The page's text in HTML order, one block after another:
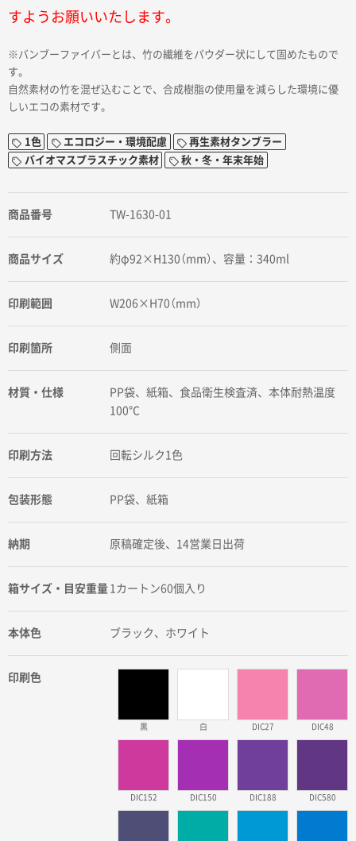
すようお願いいたします。
※バンブーファイバーとは、竹の繊維をパウダー状にして固めたもので
す。
自然素材の竹を混ぜ込むことで、合成樹脂の使用量を減らした環境に優
しいエコの素材です。
1色 エコロジー・環境配慮
再生素材タンブラー
バイオマスプラスチック素材
秋・冬・年末年始
商品番号 TW-1630-01
商品サイズ 約φ92×H130（mm）、容量：340ml
印刷範囲 W206×H70（mm）
印刷箇所 側面
材質・仕様
PP袋、紙箱、食品衛生検査済、本体耐熱温度
100℃
印刷方法 回転シルク1色
包装形態 PP袋、紙箱
納期 原稿確定後、14営業日出荷
箱サイズ・目安重量 1カートン60個入り
本体色 ブラック、ホワイト
印刷色
黒 白 DIC27 DIC48
DIC152 DIC150 DIC188 DIC580